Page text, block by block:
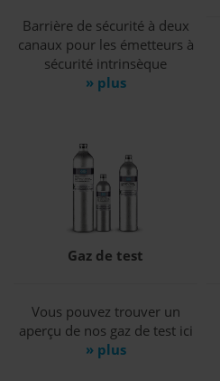
Barrière de sécurité à deux
canaux pour les émetteurs à
sécurité intrinsèque
» plus
Gaz de test
Vous pouvez trouver un
aperçu de nos gaz de test ici
» plus